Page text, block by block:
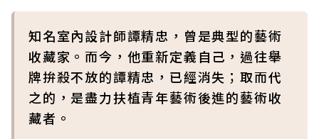
知名室內設計師譚精忠，曾是典型的藝術
收藏家。而今，他重新定義自己，過往舉
牌拚殺不放的譚精忠，已經消失；取而代
之的，是盡力扶植青年藝術後進的藝術收
藏者。